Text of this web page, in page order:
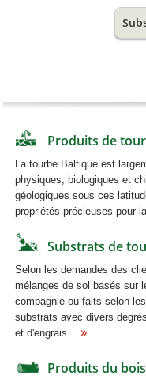
Produits de
La tourbe Baltique est
physiques, biologiques et
géologiques sous ces
propriétés précieuses pour
Substrats de
Selon les demandes des
mélanges de sol basés sur
compagnie ou faits selon
substrats avec divers
et d'engrais...
Produits du bois